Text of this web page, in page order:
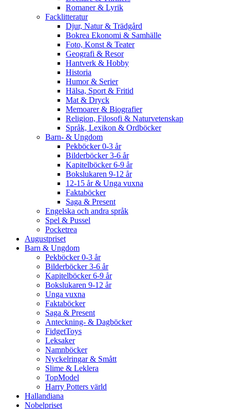
Romaner & Lyrik
Facklitteratur
Djur, Natur & Trädgård
Bokrea Ekonomi & Samhälle
Foto, Konst & Teater
Geografi & Resor
Hantverk & Hobby
Historia
Humor & Serier
Hälsa, Sport & Fritid
Mat & Dryck
Memoarer & Biografier
Religion, Filosofi & Naturvetenskap
Språk, Lexikon & Ordböcker
Barn- & Ungdom
Pekböcker 0-3 år
Bilderböcker 3-6 år
Kapitelböcker 6-9 år
Bokslukaren 9-12 år
12-15 år & Unga vuxna
Faktaböcker
Saga & Present
Engelska och andra språk
Spel & Pussel
Pocketrea
Augustpriset
Barn & Ungdom
Pekböcker 0-3 år
Bilderböcker 3-6 år
Kapitelböcker 6-9 år
Bokslukaren 9-12 år
Unga vuxna
Faktaböcker
Saga & Present
Anteckning- & Dagböcker
FidgetToys
Leksaker
Namnböcker
Nyckelringar & Smått
Slime & Leklera
TopModel
Harry Potters värld
Hallandiana
Nobelpriset